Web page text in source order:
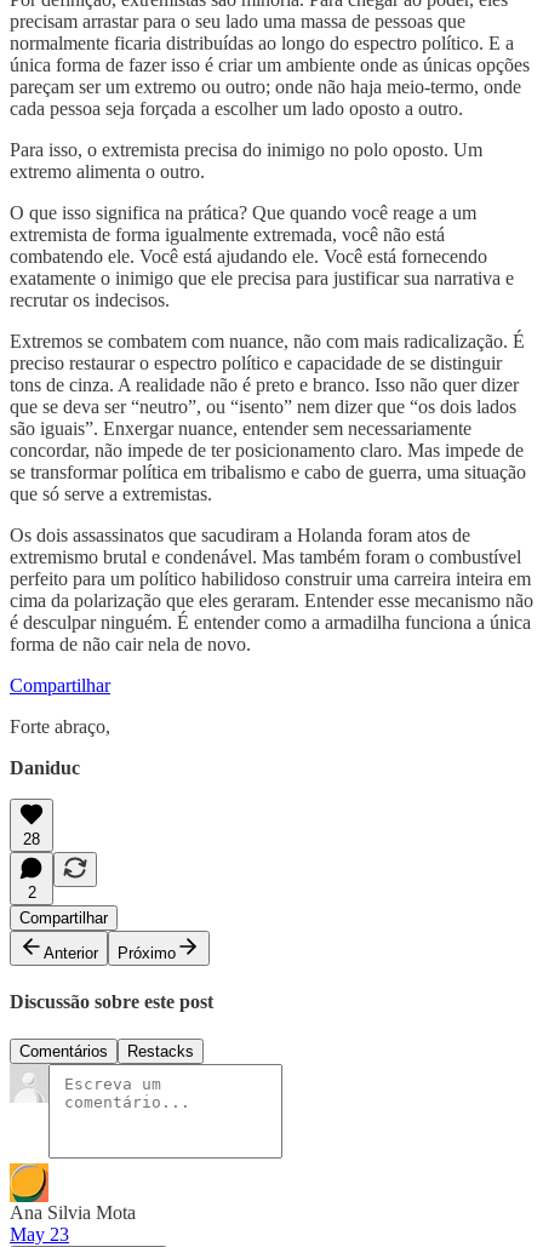
precisam arrastar para o seu lado uma massa de pessoas que
normalmente ficaria distribuídas ao longo do espectro político. E a
única forma de fazer isso é criar um ambiente onde as únicas opções
pareçam ser um extremo ou outro; onde não haja meio-termo, onde
cada pessoa seja forçada a escolher um lado oposto a outro.
Para isso, o extremista precisa do inimigo no polo oposto. Um
extremo alimenta o outro.
O que isso significa na prática? Que quando você reage a um
extremista de forma igualmente extremada, você não está
combatendo ele. Você está ajudando ele. Você está fornecendo
exatamente o inimigo que ele precisa para justificar sua narrativa e
recrutar os indecisos.
Extremos se combatem com nuance, não com mais radicalização. É
preciso restaurar o espectro político e capacidade de se distinguir
tons de cinza. A realidade não é preto e branco. Isso não quer dizer
que se deva ser “neutro”, ou “isento” nem dizer que “os dois lados
são iguais”. Enxergar nuance, entender sem necessariamente
concordar, não impede de ter posicionamento claro. Mas impede de
se transformar política em tribalismo e cabo de guerra, uma situação
que só serve a extremistas.
Os dois assassinatos que sacudiram a Holanda foram atos de
extremismo brutal e condenável. Mas também foram o combustível
perfeito para um político habilidoso construir uma carreira inteira em
cima da polarização que eles geraram. Entender esse mecanismo não
é desculpar ninguém. É entender como a armadilha funciona a única
forma de não cair nela de novo.
Compartilhar
Forte abraço,
Daniduc
28
2
Compartilhar
Anterior
Próximo
Discussão sobre este post
Comentários Restacks
Ana Silvia Mota
May 23